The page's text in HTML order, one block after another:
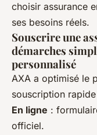
choisir assurance
ses besoins réels.
Souscrire une
démarches
personnalisé
AXA a optimisé le
souscription
En ligne :
officiel.